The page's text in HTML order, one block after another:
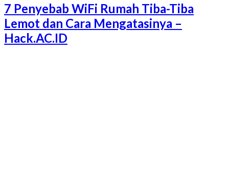
7 Penyebab WiFi Rumah Tiba-Tiba
Lemot dan Cara Mengatasinya –
Hack.AC.ID